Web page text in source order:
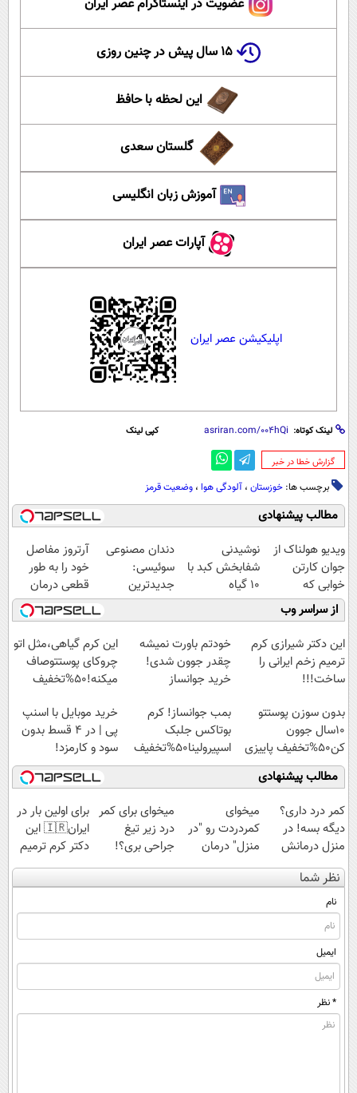
عضویت در اینستاگرام عصر ایران
۱۵ سال پیش در چنین روزی
این لحظه با حافظ
گلستان سعدی
آموزش زبان انگلیسی
آپارات عصر ایران
اپلیکیشن عصر ایران
لینک کوتاه: کپی لینک
‌گزارش خطا در خبر
برچسب ها: خوزستان ، آلودگی هوا ، وضعیت قرمز
مطالب پیشنهادی
ویدیو هولناک از
جوان کارتن
خوابی که
میلیاردر شد.
آموزش رایگان
نوشیدنی
شفابخش کبد با
10 گیاه
موثر(تخفیف تا
امشب)
دندان مصنوعی
سوئیسی:
جدیدترین
فناوری اروپا،
سبک و مقاوم |
پرداخت قسطی
آرتروز مفاصل
خود را به طور
قطعی درمان
کنید!
◗پرسش‌نامه◖
از سراسر وب
این دکتر شیرازی کرم
ترمیم زخم ایرانی را
ساخت!!!
خودتم باورت نمیشه
چقدر جوون شدی!
خرید جوانساز
ویژه
این کرم گیاهی،مثل اتو
چروکای پوستتوصاف
میکنه!50%تخفیف
بدون سوزن پوستتو
10سال جوون
کن50%تخفیف پاییزی
بمب جوانساز! کرم
بوتاکس جلبک
اسپیرولینا50%تخفیف
خرید موبایل با اسنپ
پی | در ۴ قسط بدون
سود و کارمزد!
مطالب پیشنهادی
کمر درد داری؟
دیگه بسه! در
منزل درمانش
کن
(◀پرسش‌نامه)
میخوای
کمردردت رو "در
منزل" درمان
کنی؟ (◂فیلم +
◂پرسش‌نامه)
میخوای برای کمر
درد زیر تیغ
جراحی بری؟!
◗پرسش‌نامه رو
پر کن◖
برای اولین بار در
ایران🇮🇷 این
دکتر کرم ترمیم
کننده 23 روزه
ساخت!
نظر شما
نام
ایمیل
* نظر